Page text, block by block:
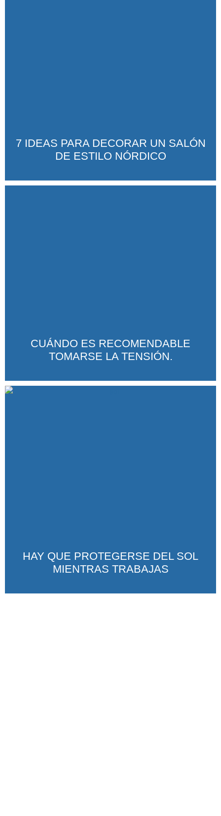
7 IDEAS PARA DECORAR UN SALÓN
DE ESTILO NÓRDICO
CUÁNDO ES RECOMENDABLE
TOMARSE LA TENSIÓN.
HAY QUE PROTEGERSE DEL SOL
MIENTRAS TRABAJAS